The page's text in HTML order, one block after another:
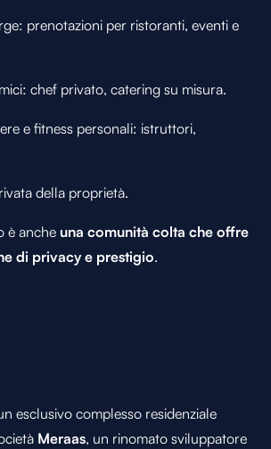
prenotazioni per ristoranti, eventi e
chef privato, catering su misura.
e fitness personali: istruttori,
della proprietà.
è anche una comunità colta che offre
di privacy e prestigio.
esclusivo complesso residenziale
Meraas, un rinomato sviluppatore